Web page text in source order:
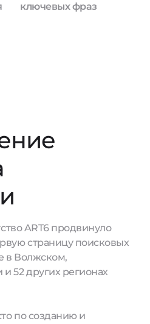
ключевых фраз
ART6 продвинуло
страницу поисковых
в Волжском,
и 52 других регионах
по созданию и